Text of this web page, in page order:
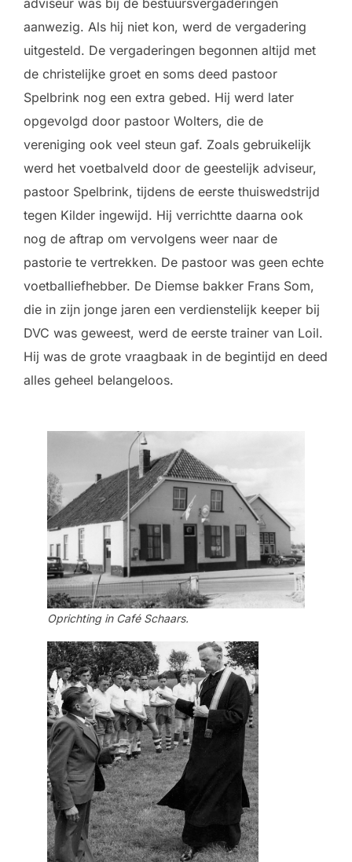
aanwezig. Als hij niet kon, werd de vergadering
uitgesteld. De vergaderingen begonnen altijd met
de christelijke groet en soms deed pastoor
Spelbrink nog een extra gebed. Hij werd later
opgevolgd door pastoor Wolters, die de
vereniging ook veel steun gaf. Zoals gebruikelijk
werd het voetbalveld door de geestelijk adviseur,
pastoor Spelbrink, tijdens de eerste thuiswedstrijd
tegen Kilder ingewijd. Hij verrichtte daarna ook
nog de aftrap om vervolgens weer naar de
pastorie te vertrekken. De pastoor was geen echte
voetballiefhebber. De Diemse bakker Frans Som,
die in zijn jonge jaren een verdienstelijk keeper bij
DVC was geweest, werd de eerste trainer van Loil.
Hij was de grote vraagbaak in de begintijd en deed
alles geheel belangeloos.
Oprichting in Café Schaars.